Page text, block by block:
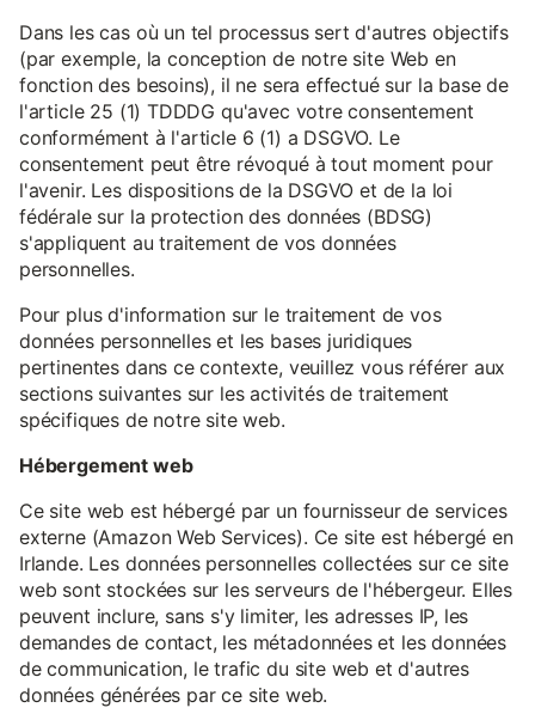
Dans les cas où un tel processus sert d'autres objectifs
(par exemple, la conception de notre site Web en
fonction des besoins), il ne sera effectué sur la base de
l'article 25 (1) TDDDG qu'avec votre consentement
conformément à l'article 6 (1) a DSGVO. Le
consentement peut être révoqué à tout moment pour
l'avenir. Les dispositions de la DSGVO et de la loi
fédérale sur la protection des données (BDSG)
s'appliquent au traitement de vos données
personnelles.
Pour plus d'information sur le traitement de vos
données personnelles et les bases juridiques
pertinentes dans ce contexte, veuillez vous référer aux
sections suivantes sur les activités de traitement
spécifiques de notre site web.
Hébergement web
Ce site web est hébergé par un fournisseur de services
externe (Amazon Web Services). Ce site est hébergé en
Irlande. Les données personnelles collectées sur ce site
web sont stockées sur les serveurs de l'hébergeur. Elles
peuvent inclure, sans s'y limiter, les adresses IP, les
demandes de contact, les métadonnées et les données
de communication, le trafic du site web et d'autres
données générées par ce site web.